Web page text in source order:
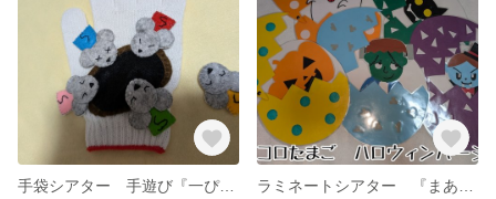
手袋シアター 手遊び『一ぴきののねずみ』